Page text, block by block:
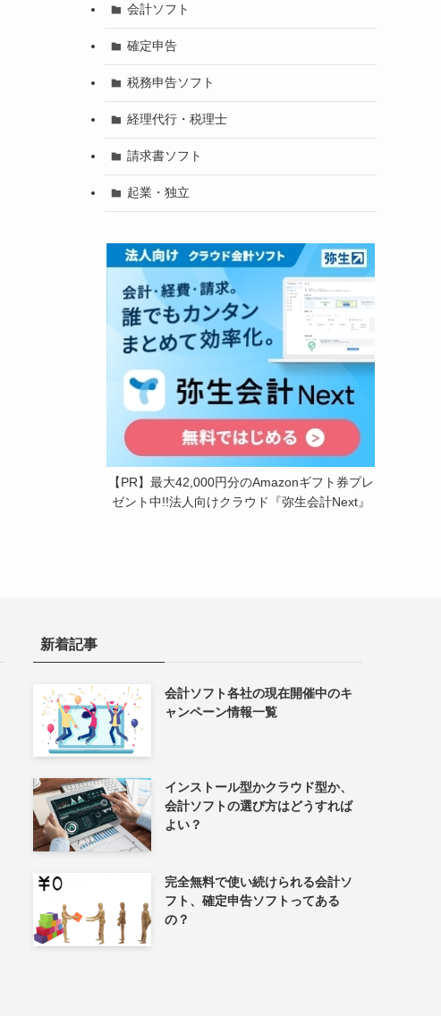
会計ソフト
確定申告
税務申告ソフト
経理代行・税理士
請求書ソフト
起業・独立
【PR】最大42,000円分のAmazonギフト券プレ
ゼント中!!法人向けクラウド『弥生会計Next』
新着記事
会計ソフト各社の現在開催中のキ
ャンペーン情報一覧
インストール型かクラウド型か、
会計ソフトの選び方はどうすれば
よい？
完全無料で使い続けられる会計ソ
フト、確定申告ソフトってある
の？